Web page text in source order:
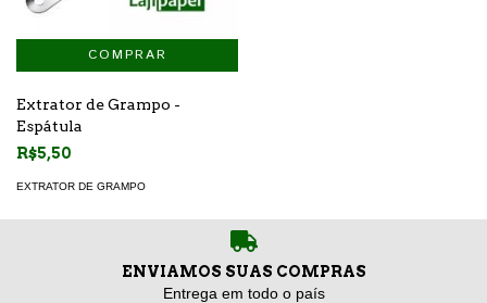
Extrator de Grampo -
Espátula
R$5,50
EXTRATOR DE GRAMPO
ENVIAMOS SUAS COMPRAS
Entrega em todo o país